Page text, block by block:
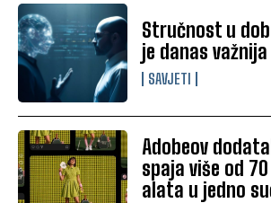
Stručnost u
je danas
SAVJETI
Adobeov
spaja više od
alata u jedno